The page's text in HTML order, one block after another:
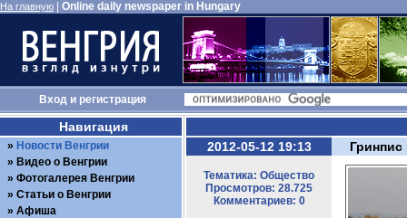
На главную Online daily newspaper in Hungary
Входи регистрация
2012-05-12 19:13
Тематика: Общество
Просмотров: 28.725
Комментариев: 0
Гринпис
Навигация
Новости Венгрии
Видео о Венгрии
Фотогалерея Венгрии
Статьи о Венгрии
Афиша